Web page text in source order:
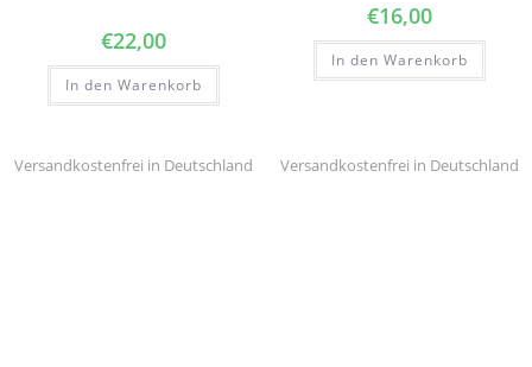
€22,00
In den Warenkorb
€16,00
In den Warenkorb
Versandkostenfrei in Deutschland Versandkostenfrei in Deutschland